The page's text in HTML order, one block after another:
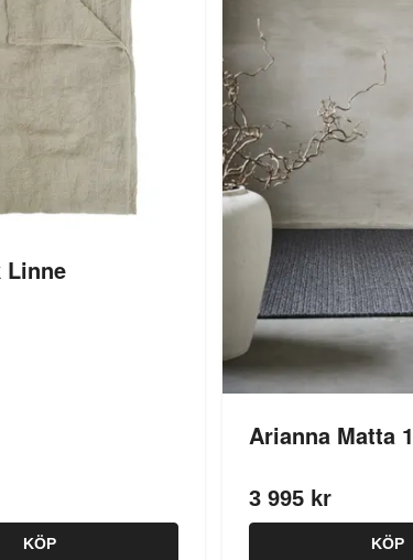
Linne
KÖP
Arianna Matta
3 995 kr
KÖP